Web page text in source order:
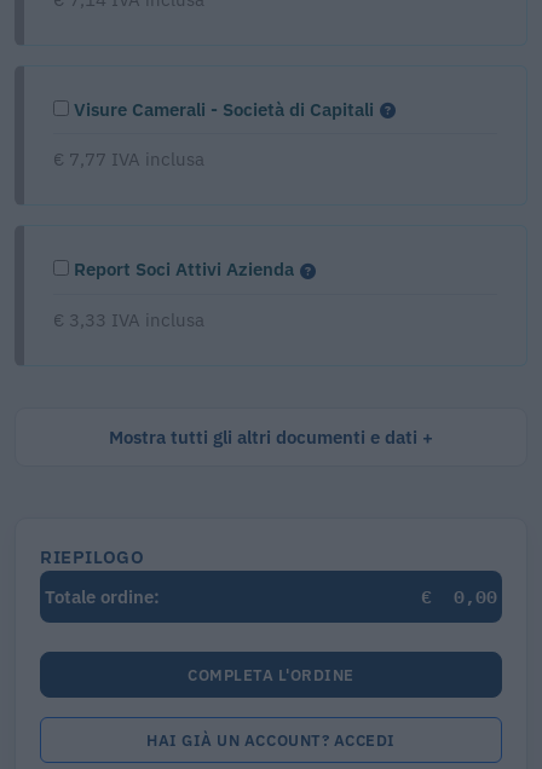
Visure Camerali - Società di Capitali
€ 7,77 IVA inclusa
Report Soci Attivi Azienda
€ 3,33 IVA inclusa
Mostra tutti gli altri documenti e dati
RIEPILOGO
Totale ordine:
€ 0,00
COMPLETA L'ORDINE
HAI GIÀ UN ACCOUNT? ACCEDI